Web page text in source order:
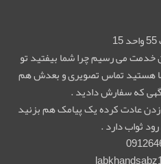
خدمت می رسیم چرا شما بیفتید تو
هستید تماس تصویری و بعدش هم
که سفارش دادید .
عادت کرده یک پیامک هم بزنید
ثواب دارد .